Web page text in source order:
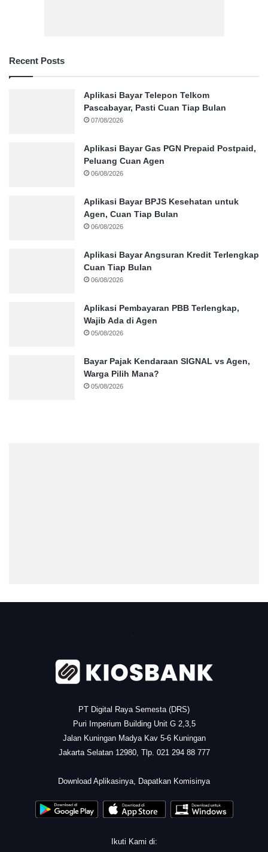
Recent Posts
Aplikasi Bayar Telepon Telkom
Pascabayar, Pasti Cuan Tiap Bulan
07/08/2026
Aplikasi Bayar Gas PGN Prepaid Postpaid,
Peluang Cuan Agen
06/08/2026
Aplikasi Bayar BPJS Kesehatan untuk
Agen, Cuan Tiap Bulan
06/08/2026
Aplikasi Bayar Angsuran Kredit Terlengkap
Cuan Tiap Bulan
06/08/2026
Aplikasi Pembayaran PBB Terlengkap,
Wajib Ada di Agen
05/08/2026
Bayar Pajak Kendaraan SIGNAL vs Agen,
Warga Pilih Mana?
05/08/2026
PT Digital Raya Semesta (DRS)
Puri Imperium Building Unit G 2,3,5
Jalan Kuningan Madya Kav 5-6 Kuningan
Jakarta Selatan 12980, Tlp. 021 294 88 777
Download Aplikasinya, Dapatkan Komisinya
Ikuti Kami di: